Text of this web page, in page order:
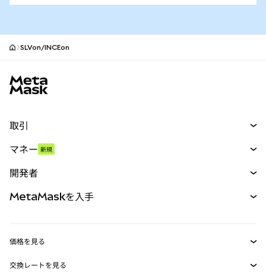
SLVon/INCEon
取引
パーペチュアル
RWA
マネー 新規
開発者
MetaMask Connect
MetaMaskを入手
価格を見る
イーサリアムの価格
交換レートを見る